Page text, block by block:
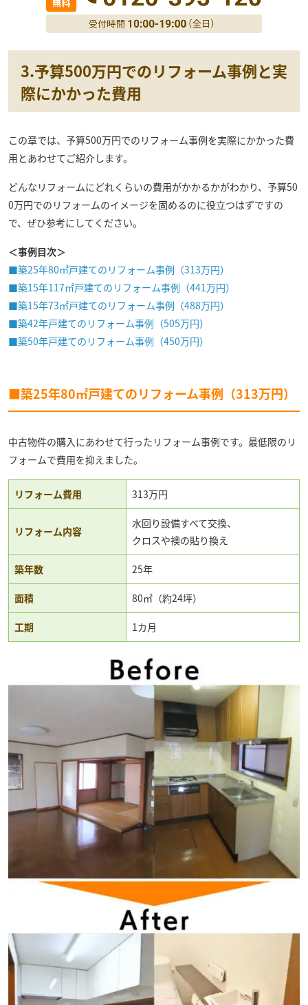
3.予算500万円でのリフォーム事例と実
際にかかった費用
この章では、予算500万円でのリフォーム事例を実際にかかった費
用とあわせてご紹介します。
どんなリフォームにどれくらいの費用がかかるかがわかり、予算50
0万円でのリフォームのイメージを固めるのに役立つはずですの
で、ぜひ参考にしてください。
＜事例目次＞
■築25年80㎡戸建てのリフォーム事例（313万円）
■築15年117㎡戸建てのリフォーム事例（441万円）
■築15年73㎡戸建てのリフォーム事例（488万円）
■築42年戸建てのリフォーム事例（505万円）
■築50年戸建てのリフォーム事例（450万円）
■築25年80㎡戸建てのリフォーム事例（313万円）
中古物件の購入にあわせて行ったリフォーム事例です。最低限のリ
フォームで費用を抑えました。
リフォーム費用 313万円
リフォーム内容
水回り設備すべて交換、
クロスや襖の貼り換え
築年数 25年
面積 80㎡（約24坪）
工期 1カ月